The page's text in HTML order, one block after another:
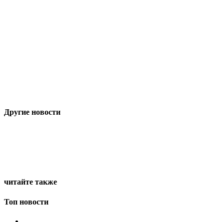
Другие новости
читайте также
Топ новости